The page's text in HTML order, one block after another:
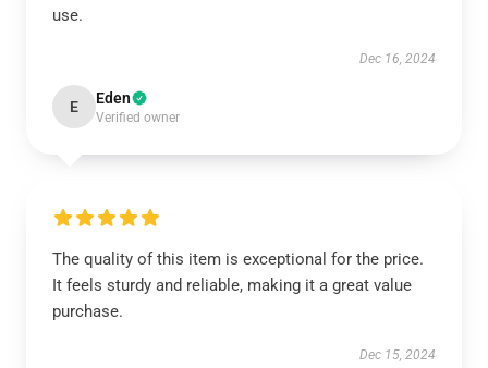
use.
Dec 16, 2024
E Eden
Verified owner
The quality of this item is exceptional for the price.
It feels sturdy and reliable, making it a great value
purchase.
Dec 15, 2024